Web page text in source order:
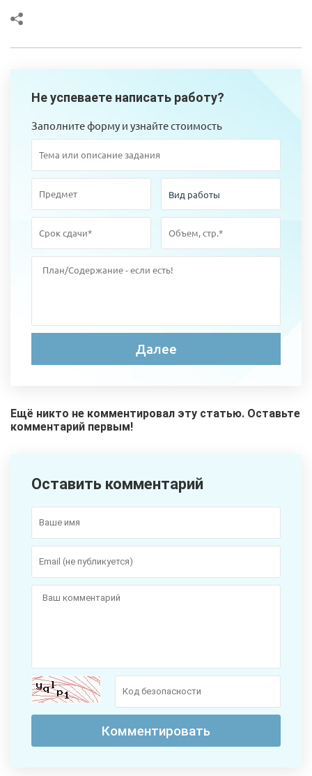
Не успеваете написать работу?
Заполните форму и узнайте стоимость
Ещё никто не комментировал эту статью. Оставьте
комментарий первым!
Оставить комментарий